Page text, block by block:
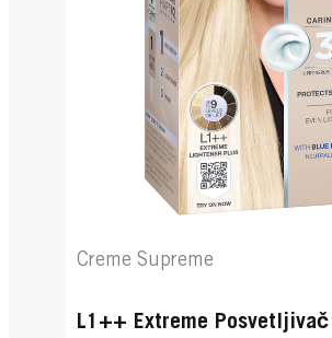
Creme Supreme
L1++ Extreme